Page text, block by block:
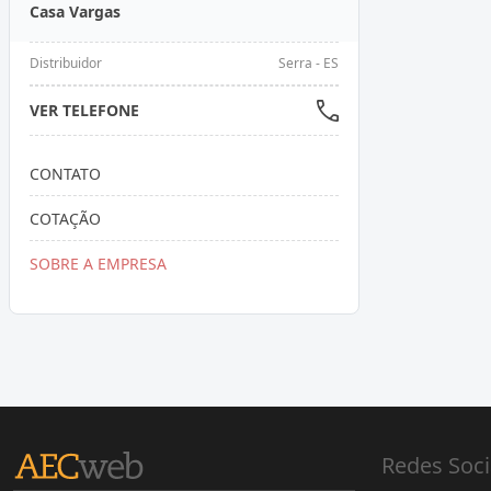
Casa Vargas
Distribuidor Serra - ES
VER TELEFONE
CONTATO
COTAÇÃO
SOBRE A EMPRESA
Redes